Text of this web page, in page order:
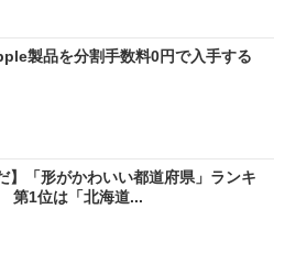
製品を分割手数料0円で入手する
】「形がかわいい都道府県」ランキ
第1位は「北海道...